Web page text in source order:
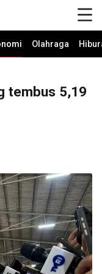
Olahraga
tembus 5,19